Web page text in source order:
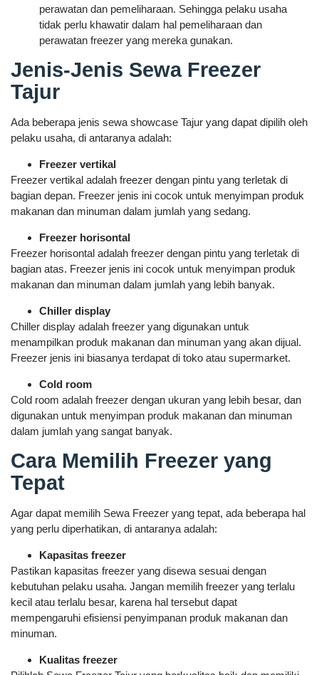
perawatan dan pemeliharaan. Sehingga pelaku usaha
tidak perlu khawatir dalam hal pemeliharaan dan
perawatan freezer yang mereka gunakan.
Jenis-Jenis Sewa Freezer
Tajur
Ada beberapa jenis sewa showcase Tajur yang dapat dipilih oleh
pelaku usaha, di antaranya adalah:
Freezer vertikal
Freezer vertikal adalah freezer dengan pintu yang terletak di
bagian depan. Freezer jenis ini cocok untuk menyimpan produk
makanan dan minuman dalam jumlah yang sedang.
Freezer horisontal
Freezer horisontal adalah freezer dengan pintu yang terletak di
bagian atas. Freezer jenis ini cocok untuk menyimpan produk
makanan dan minuman dalam jumlah yang lebih banyak.
Chiller display
Chiller display adalah freezer yang digunakan untuk
menampilkan produk makanan dan minuman yang akan dijual.
Freezer jenis ini biasanya terdapat di toko atau supermarket.
Cold room
Cold room adalah freezer dengan ukuran yang lebih besar, dan
digunakan untuk menyimpan produk makanan dan minuman
dalam jumlah yang sangat banyak.
Cara Memilih Freezer yang
Tepat
Agar dapat memilih Sewa Freezer yang tepat, ada beberapa hal
yang perlu diperhatikan, di antaranya adalah:
Kapasitas freezer
Pastikan kapasitas freezer yang disewa sesuai dengan
kebutuhan pelaku usaha. Jangan memilih freezer yang terlalu
kecil atau terlalu besar, karena hal tersebut dapat
mempengaruhi efisiensi penyimpanan produk makanan dan
minuman.
Kualitas freezer